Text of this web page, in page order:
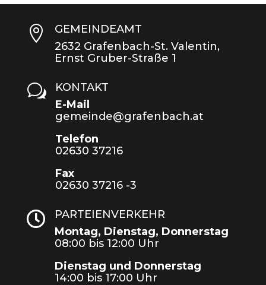

GEMEINDEAMT
2632 Grafenbach-St. Valentin,
Ernst Gruber-Straße 1
w
KONTAKT
E-Mail
gemeinde@grafenbach.at
Telefon
02630 37216
Fax
02630 37216 -3

PARTEIENVERKEHR
Montag, Dienstag, Donnerstag
08:00 bis 12:00 Uhr
Dienstag und Donnerstag
14:00 bis 17:00 Uhr